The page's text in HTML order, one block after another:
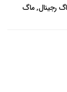
رجینال,ماگ